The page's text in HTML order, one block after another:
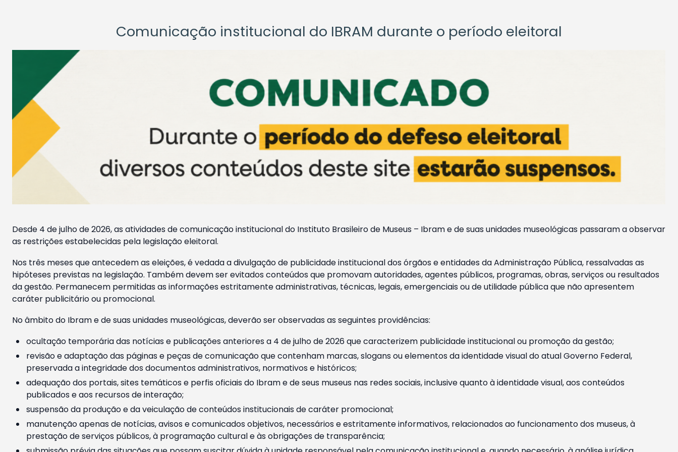
Comunicação institucional do IBRAM durante o período eleitoral
Desde 4 de julho de 2026, as atividades de comunicação institucional do Instituto Brasileiro de Museus – Ibram e de suas unidades museológicas passaram a observar
as restrições estabelecidas pela legislação eleitoral.
Nos três meses que antecedem as eleições, é vedada a divulgação de publicidade institucional dos órgãos e entidades da Administração Pública, ressalvadas as
hipóteses previstas na legislação. Também devem ser evitados conteúdos que promovam autoridades, agentes públicos, programas, obras, serviços ou resultados
da gestão. Permanecem permitidas as informações estritamente administrativas, técnicas, legais, emergenciais ou de utilidade pública que não apresentem
caráter publicitário ou promocional.
No âmbito do Ibram e de suas unidades museológicas, deverão ser observadas as seguintes providências:
ocultação temporária das notícias e publicações anteriores a 4 de julho de 2026 que caracterizem publicidade institucional ou promoção da gestão;
revisão e adaptação das páginas e peças de comunicação que contenham marcas, slogans ou elementos da identidade visual do atual Governo Federal,
preservada a integridade dos documentos administrativos, normativos e históricos;
adequação dos portais, sites temáticos e perfis oficiais do Ibram e de seus museus nas redes sociais, inclusive quanto à identidade visual, aos conteúdos
publicados e aos recursos de interação;
suspensão da produção e da veiculação de conteúdos institucionais de caráter promocional;
manutenção apenas de notícias, avisos e comunicados objetivos, necessários e estritamente informativos, relacionados ao funcionamento dos museus, à
prestação de serviços públicos, à programação cultural e às obrigações de transparência;